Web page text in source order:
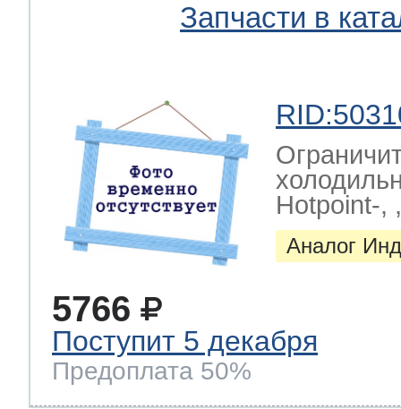
Запчасти в
Hotpoint-,
Аналог
5766
Поступит 5 декабря
Предоплата 50%